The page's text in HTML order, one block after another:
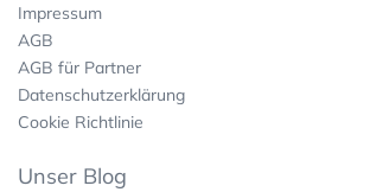
Impressum
AGB
AGB für Partner
Datenschutzerklärung
Cookie Richtlinie
Unser Blog